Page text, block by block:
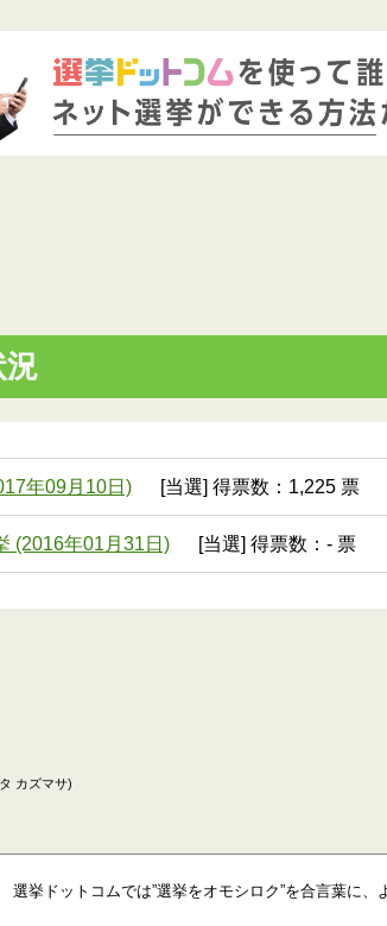
況
年09月10日) [当選] 得票数：1,225 票
(2016年01月31日) [当選] 得票数：- 票
カズマサ)
選挙ドットコムでは”選挙をオモシロク”を合言葉に